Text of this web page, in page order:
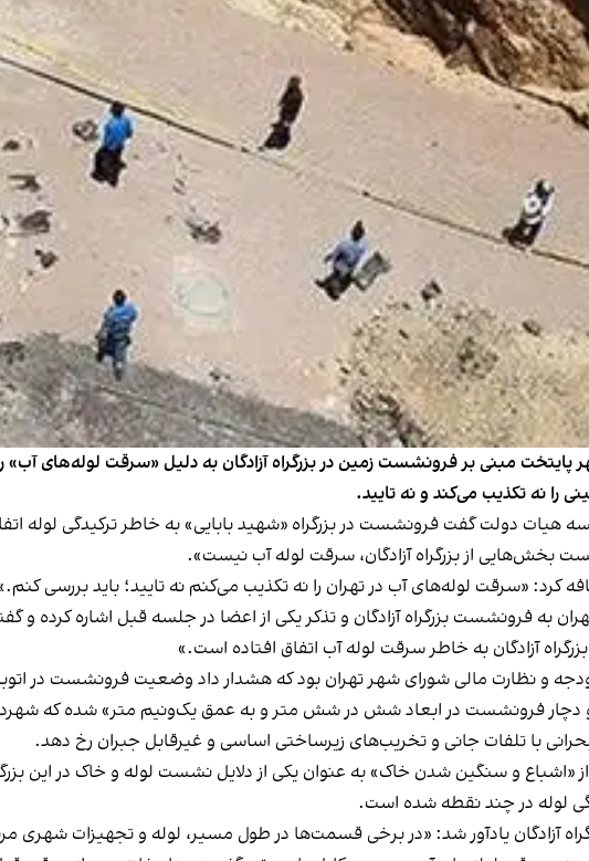
مبنی بر فرونشست زمین در بزرگراه آزادگان به دلیل «سرقت لوله‌های آب»
نه تکذیب می‌کند و نه تایید.
هیات دولت گفت فرونشست در بزرگراه «شهید بابایی» به خاطر ترکیدگی لوله
بخش‌هایی از بزرگراه آزادگان، سرقت لوله آب نیست».
کرد: «سرقت لوله‌های آب در تهران را نه تکذیب می‌کنم نه تایید؛ باید بررسی
به فرونشست بزرگراه آزادگان و تذکر یکی از اعضا در جلسه قبل اشاره کرده و
آزادگان به خاطر سرقت لوله آب اتفاق افتاده است.»
و نظارت مالی شورای شهر تهران بود که هشدار داد وضعیت فرونشست در
با تلفات جانی و تخریب‌های زیرساختی اساسی و غیرقابل جبران رخ دهد.
و سنگین شدن خاک» به عنوان یکی از دلایل نشست لوله و خاک در این
لوله در چند نقطه شده است.
آزادگان یادآور شد: «در برخی قسمت‌ها در طول مسیر، لوله و تجهیزات شهری